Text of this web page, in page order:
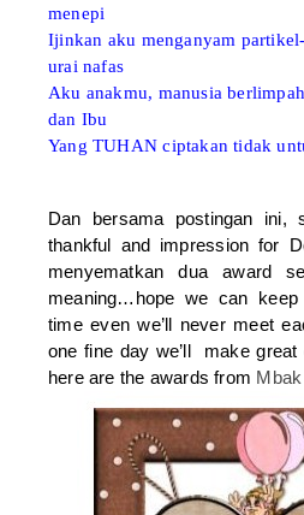
menepi
Ijinkan aku menganyam
urai nafas
Aku anakmu, manusia
dan Ibu
Yang TUHAN ciptakan tidak
Dan bersama postingan ini,
thankful and impression for
menyematkan dua award
meaning…hope we can
time even we’ll never meet
one fine day we’ll make great
here are the awards from